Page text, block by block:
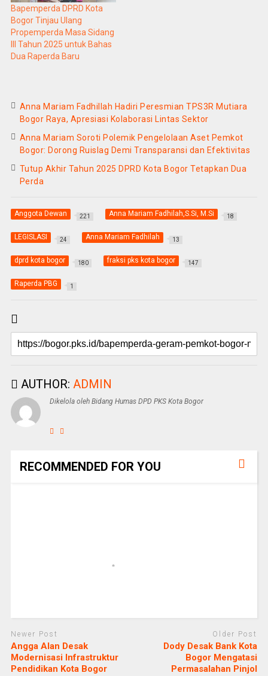
Bapemperda DPRD Kota
Bogor Tinjau Ulang
Propemperda Masa Sidang
III Tahun 2025 untuk Bahas
Dua Raperda Baru
Anna Mariam Fadhillah Hadiri Peresmian TPS3R Mutiara
Bogor Raya, Apresiasi Kolaborasi Lintas Sektor
Anna Mariam Soroti Polemik Pengelolaan Aset Pemkot
Bogor: Dorong Ruislag Demi Transparansi dan Efektivitas
Tutup Akhir Tahun 2025 DPRD Kota Bogor Tetapkan Dua
Perda
Anggota Dewan 221 Anna Mariam Fadhilah,S.Si, M.Si 18
LEGISLASI 24 Anna Mariam Fadhilah 13
dprd kota bogor 180 fraksi pks kota bogor 147
Raperda PBG 1
AUTHOR: ADMIN
Dikelola oleh Bidang Humas DPD PKS Kota Bogor
RECOMMENDED FOR YOU
Newer Post
Angga Alan Desak
Modernisasi Infrastruktur
Pendidikan Kota Bogor
Older Post
Dody Desak Bank Kota
Bogor Mengatasi
Permasalahan Pinjol